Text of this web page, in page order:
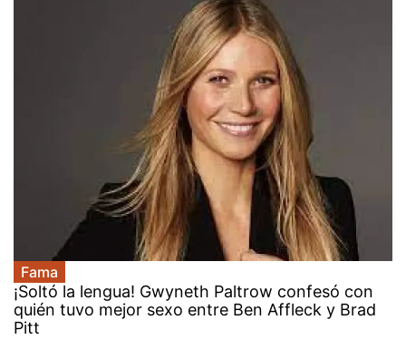
Fama
¡Soltó la lengua! Gwyneth Paltrow confesó con
quién tuvo mejor sexo entre Ben Affleck y Brad
Pitt